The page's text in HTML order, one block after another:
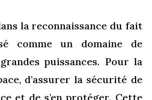
la reconnaissance du fait
comme un domaine de
puissances. Pour la
d’assurer la sécurité de
et de s’en protéger. Cette